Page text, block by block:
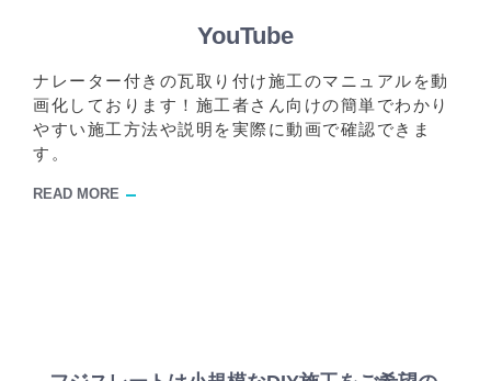
YouTube
ナレーター付きの瓦取り付け施工のマニュアルを動
画化しております！施工者さん向けの簡単でわかり
やすい施工方法や説明を実際に動画で確認できま
す。
READ MORE